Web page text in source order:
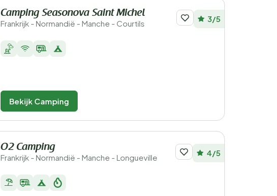
Camping Seasonova Saint Michel
Frankrijk - Normandië - Manche - Courtils 3/5
Bekijk Camping
O2 Camping
Frankrijk - Normandië - Manche - Longueville 4/5